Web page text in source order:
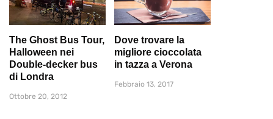
The Ghost Bus Tour,
Halloween nei
Double-decker bus
di Londra
Ottobre 20, 2012
Dove trovare la
migliore cioccolata
in tazza a Verona
Febbraio 13, 2017